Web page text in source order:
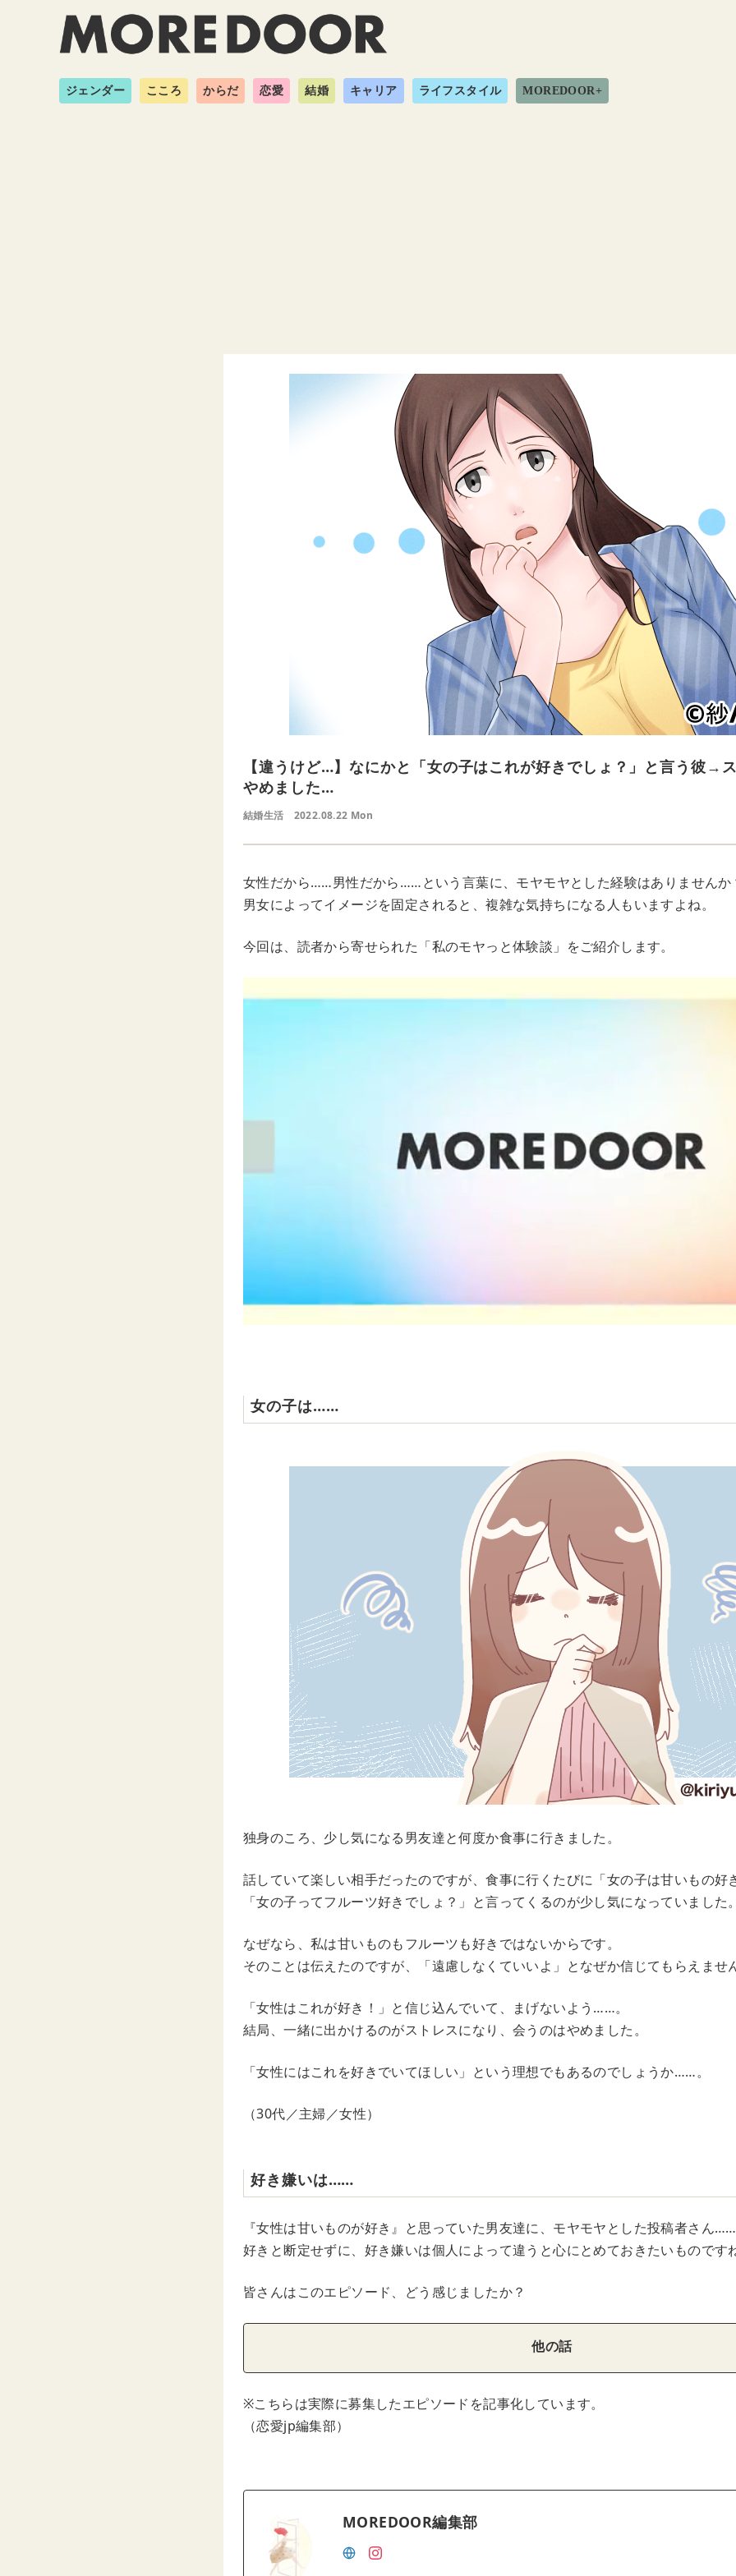
ジェンダー こころ からだ 恋愛 結婚 キャリア ライフスタイル MOREDOOR+
【違うけど…】なにかと「女の子はこれが好きでしょ？」と言う彼→
やめました…
結婚生活 2022.08.22 Mon
女性だから……男性だから……という言葉に、モヤモヤとした経験はありませんか
男女によってイメージを固定されると、複雑な気持ちになる人もいますよね。
今回は、読者から寄せられた「私のモヤっと体験談」をご紹介します。
女の子は……
独身のころ、少し気になる男友達と何度か食事に行きました。
話していて楽しい相手だったのですが、食事に行くたびに「女の子は甘いもの好
「女の子ってフルーツ好きでしょ？」と言ってくるのが少し気になっていました。
なぜなら、私は甘いものもフルーツも好きではないからです。
そのことは伝えたのですが、「遠慮しなくていいよ」となぜか信じてもらえません
「女性はこれが好き！」と信じ込んでいて、まげないよう……。
結局、一緒に出かけるのがストレスになり、会うのはやめました。
「女性にはこれを好きでいてほしい」という理想でもあるのでしょうか……。
（30代／主婦／女性）
好き嫌いは……
『女性は甘いものが好き』と思っていた男友達に、モヤモヤとした投稿者さん……
好きと断定せずに、好き嫌いは個人によって違うと心にとめておきたいものですね
皆さんはこのエピソード、どう感じましたか？
他の話
※こちらは実際に募集したエピソードを記事化しています。
（恋愛jp編集部）
MOREDOOR編集部